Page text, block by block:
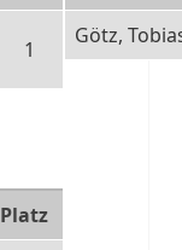
1
Götz,
Platz